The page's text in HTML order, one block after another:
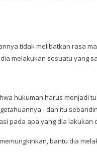
tidak melibatkan rasa
melakukan sesuatu yang
hukuman harus menjadi
- dan itu
pada apa yang dia lakukan
bantu dia